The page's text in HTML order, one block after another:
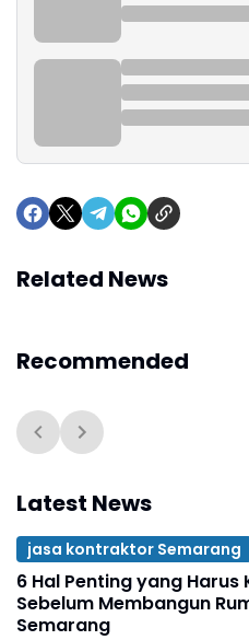
Related News
Recommended
Latest News
jasa kontraktor Semarang
6 Hal Penting yang Harus
Sebelum Membangun
Semarang